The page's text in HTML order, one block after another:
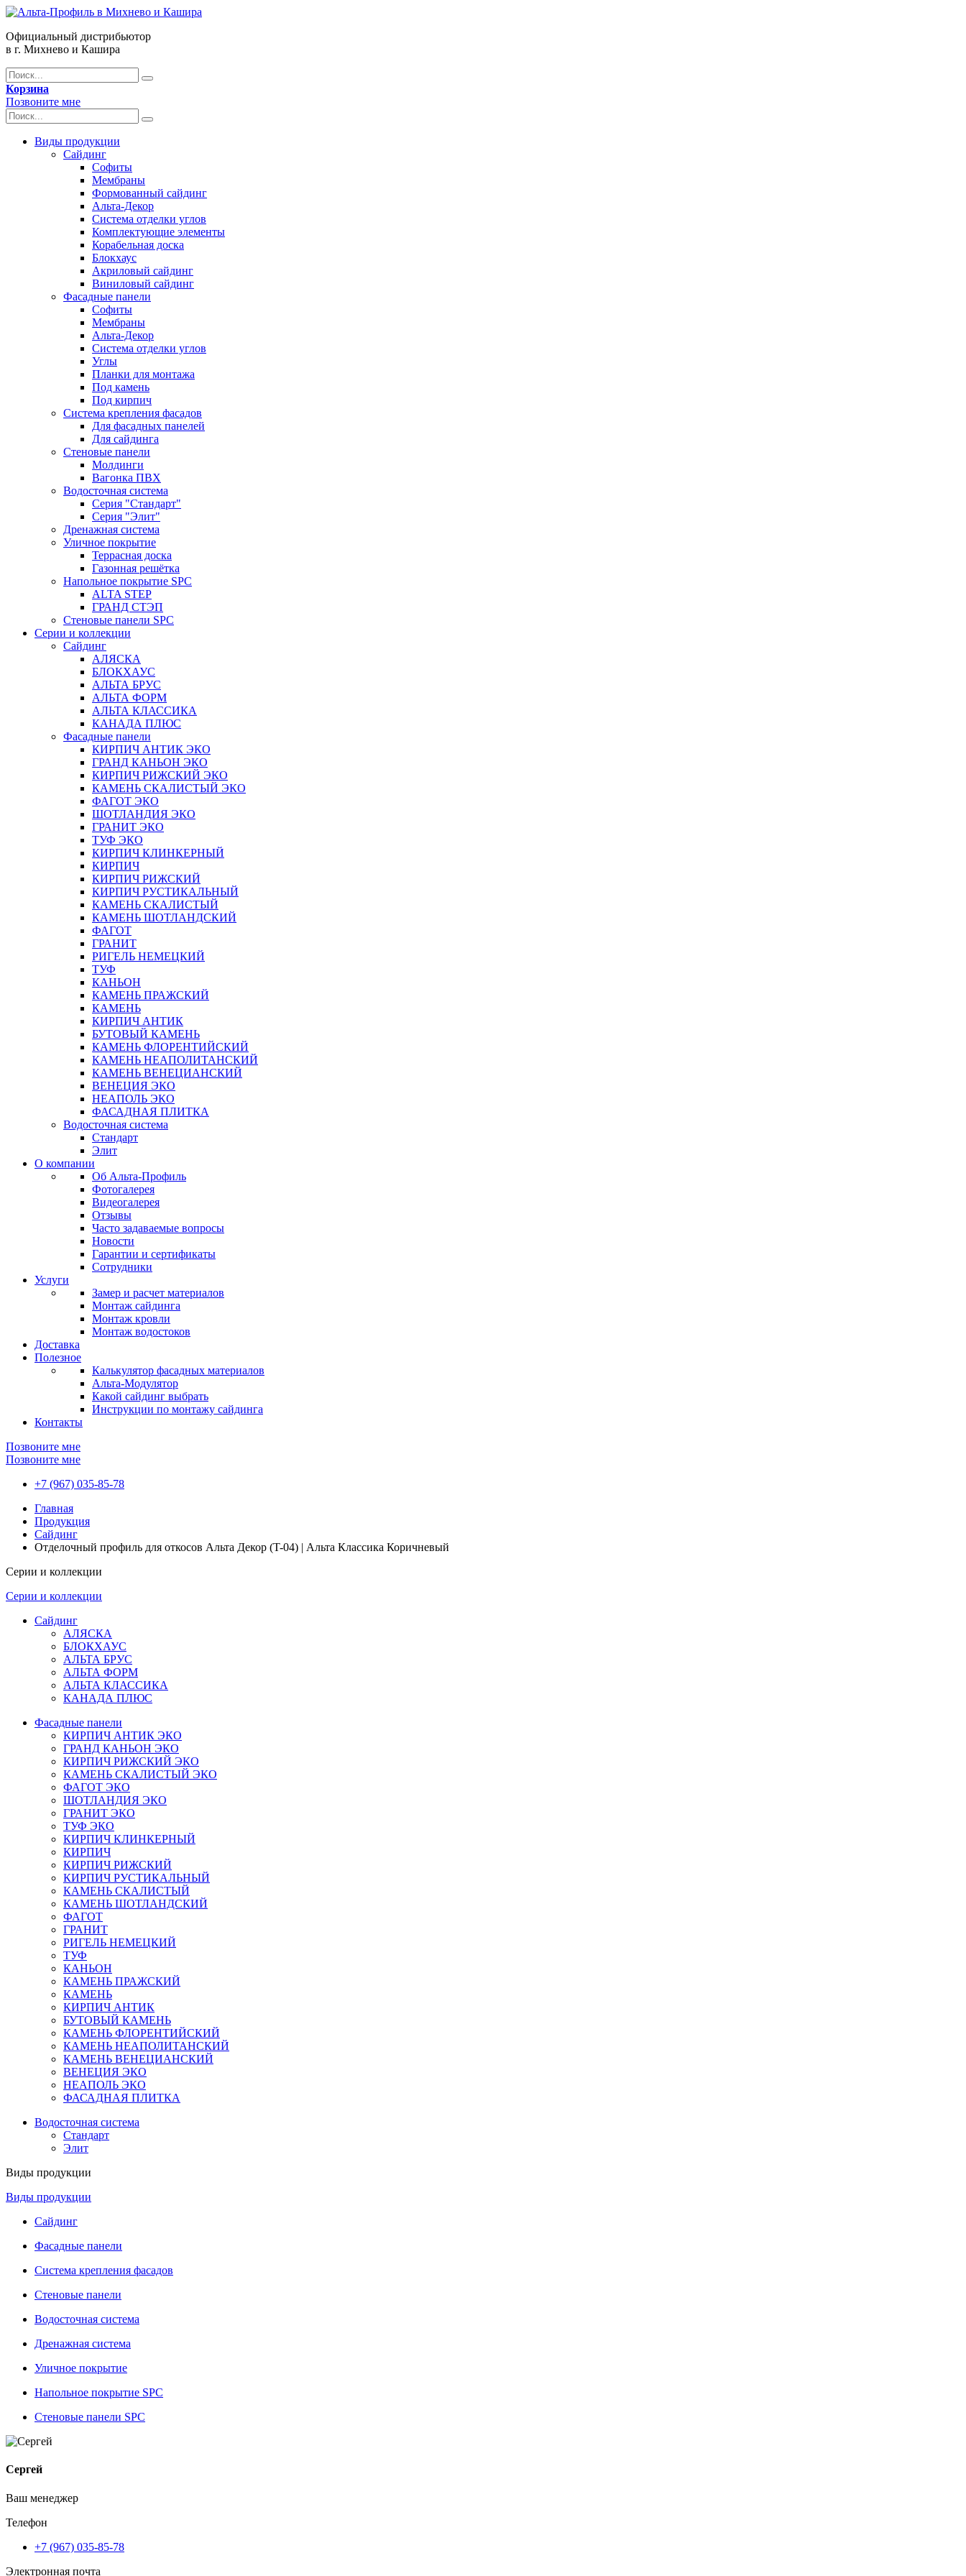
Официальный дистрибьютор
в г. Михнево и Кашира
Корзина
Позвоните мне
Виды продукции
Сайдинг
Софиты
Мембраны
Формованный сайдинг
Альта-Декор
Система отделки углов
Комплектующие элементы
Корабельная доска
Блокхаус
Акриловый сайдинг
Виниловый сайдинг
Фасадные панели
Софиты
Мембраны
Альта-Декор
Система отделки углов
Углы
Планки для монтажа
Под камень
Под кирпич
Система крепления фасадов
Для фасадных панелей
Для сайдинга
Стеновые панели
Молдинги
Вагонка ПВХ
Водосточная система
Серия "Стандарт"
Серия "Элит"
Дренажная система
Уличное покрытие
Террасная доска
Газонная решётка
Напольное покрытие SPC
ALTA STEP
ГРАНД СТЭП
Стеновые панели SPC
Серии и коллекции
Сайдинг
АЛЯСКА
БЛОКХАУС
АЛЬТА БРУС
АЛЬТА ФОРМ
АЛЬТА КЛАССИКА
КАНАДА ПЛЮС
Фасадные панели
КИРПИЧ АНТИК ЭКО
ГРАНД КАНЬОН ЭКО
КИРПИЧ РИЖСКИЙ ЭКО
КАМЕНЬ СКАЛИСТЫЙ ЭКО
ФАГОТ ЭКО
ШОТЛАНДИЯ ЭКО
ГРАНИТ ЭКО
ТУФ ЭКО
КИРПИЧ КЛИНКЕРНЫЙ
КИРПИЧ
КИРПИЧ РИЖСКИЙ
КИРПИЧ РУСТИКАЛЬНЫЙ
КАМЕНЬ СКАЛИСТЫЙ
КАМЕНЬ ШОТЛАНДСКИЙ
ФАГОТ
ГРАНИТ
РИГЕЛЬ НЕМЕЦКИЙ
ТУФ
КАНЬОН
КАМЕНЬ ПРАЖСКИЙ
КАМЕНЬ
КИРПИЧ АНТИК
БУТОВЫЙ КАМЕНЬ
КАМЕНЬ ФЛОРЕНТИЙСКИЙ
КАМЕНЬ НЕАПОЛИТАНСКИЙ
КАМЕНЬ ВЕНЕЦИАНСКИЙ
ВЕНЕЦИЯ ЭКО
НЕАПОЛЬ ЭКО
ФАСАДНАЯ ПЛИТКА
Водосточная система
Стандарт
Элит
О компании
Об Альта-Профиль
Фотогалерея
Видеогалерея
Отзывы
Часто задаваемые вопросы
Новости
Гарантии и сертификаты
Сотрудники
Услуги
Замер и расчет материалов
Монтаж сайдинга
Монтаж кровли
Монтаж водостоков
Доставка
Полезное
Калькулятор фасадных материалов
Альта-Модулятор
Какой сайдинг выбрать
Инструкции по монтажу сайдинга
Контакты
Позвоните мне
Позвоните мне
+7 (967) 035-85-78
Главная
Продукция
Сайдинг
Отделочный профиль для откосов Альта Декор (T-04) | Альта Классика Коричневый
Серии и коллекции
Серии и коллекции
Сайдинг
АЛЯСКА
БЛОКХАУС
АЛЬТА БРУС
АЛЬТА ФОРМ
АЛЬТА КЛАССИКА
КАНАДА ПЛЮС
Фасадные панели
КИРПИЧ АНТИК ЭКО
ГРАНД КАНЬОН ЭКО
КИРПИЧ РИЖСКИЙ ЭКО
КАМЕНЬ СКАЛИСТЫЙ ЭКО
ФАГОТ ЭКО
ШОТЛАНДИЯ ЭКО
ГРАНИТ ЭКО
ТУФ ЭКО
КИРПИЧ КЛИНКЕРНЫЙ
КИРПИЧ
КИРПИЧ РИЖСКИЙ
КИРПИЧ РУСТИКАЛЬНЫЙ
КАМЕНЬ СКАЛИСТЫЙ
КАМЕНЬ ШОТЛАНДСКИЙ
ФАГОТ
ГРАНИТ
РИГЕЛЬ НЕМЕЦКИЙ
ТУФ
КАНЬОН
КАМЕНЬ ПРАЖСКИЙ
КАМЕНЬ
КИРПИЧ АНТИК
БУТОВЫЙ КАМЕНЬ
КАМЕНЬ ФЛОРЕНТИЙСКИЙ
КАМЕНЬ НЕАПОЛИТАНСКИЙ
КАМЕНЬ ВЕНЕЦИАНСКИЙ
ВЕНЕЦИЯ ЭКО
НЕАПОЛЬ ЭКО
ФАСАДНАЯ ПЛИТКА
Водосточная система
Стандарт
Элит
Виды продукции
Виды продукции
Сайдинг
Фасадные панели
Система крепления фасадов
Стеновые панели
Водосточная система
Дренажная система
Уличное покрытие
Напольное покрытие SPC
Стеновые панели SPC
Сергей
Ваш менеджер
Телефон
+7 (967) 035-85-78
Электронная почта